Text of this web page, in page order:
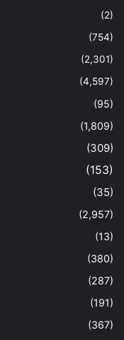
(2)
(754)
(2,301)
(4,597)
(95)
(1,809)
(309)
(153)
(35)
(2,957)
(13)
(380)
(287)
(191)
(367)